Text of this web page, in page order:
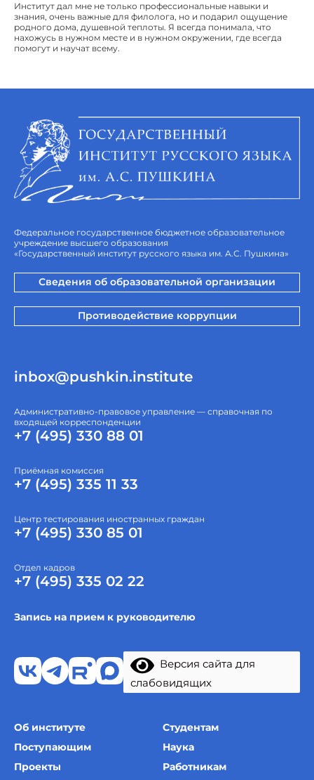
Институт дал мне не только профессиональные навыки и
знания, очень важные для филолога, но и подарил ощущение
родного дома, душевной теплоты. Я всегда понимала, что
нахожусь в нужном месте и в нужном окружении, где всегда
помогут и научат всему.
Федеральное государственное бюджетное образовательное
учреждение высшего образования
«Государственный институт русского языка им. А.С. Пушкина»
Сведения об образовательной организации
Противодействие коррупции
inbox@pushkin.institute
Административно-правовое управление — справочная по
входящей корреспонденции
+7 (495) 330 88 01
Приёмная комиссия
+7 (495) 335 11 33
Центр тестирования иностранных граждан
+7 (495) 330 85 01
Отдел кадров
+7 (495) 335 02 22
Запись на прием к руководителю
Версия сайта для
слабовидящих
Об институте
Студентам
Поступающим
Наука
Проекты
Работникам